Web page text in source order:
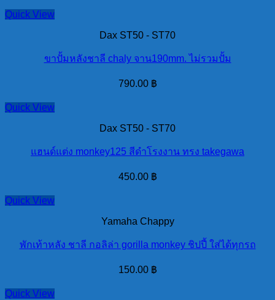
Quick View
Dax ST50 - ST70
ขาปั้มหลังชาลี chaly จาน190mm. ไม่รวมปั้ม
790.00 ฿
Quick View
Dax ST50 - ST70
แฮนด์แต่ง monkey125 สีดำโรงงาน ทรง takegawa
450.00 ฿
Quick View
Yamaha Chappy
พักเท้าหลัง ชาลี กอลิล่า gorilla monkey ชิปปี้ ใส่ได้ทุกรถ
150.00 ฿
Quick View